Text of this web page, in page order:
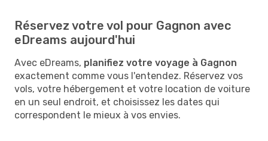
Réservez votre vol pour Gagnon avec
eDreams aujourd'hui
Avec eDreams, planifiez votre voyage à Gagnon
exactement comme vous l'entendez. Réservez vos
vols, votre hébergement et votre location de voiture
en un seul endroit, et choisissez les dates qui
correspondent le mieux à vos envies.